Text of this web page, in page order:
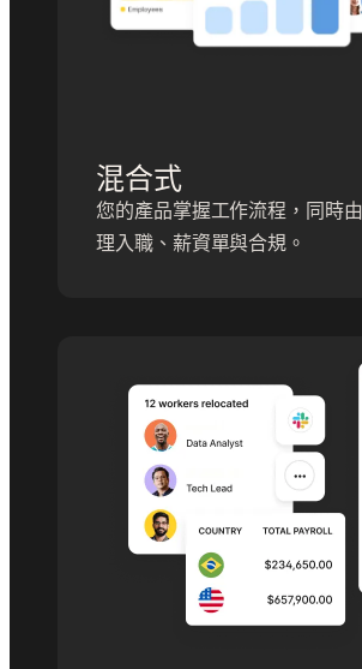
混合式
您的產品掌握工作流程，同時
理入職、薪資單與合規。